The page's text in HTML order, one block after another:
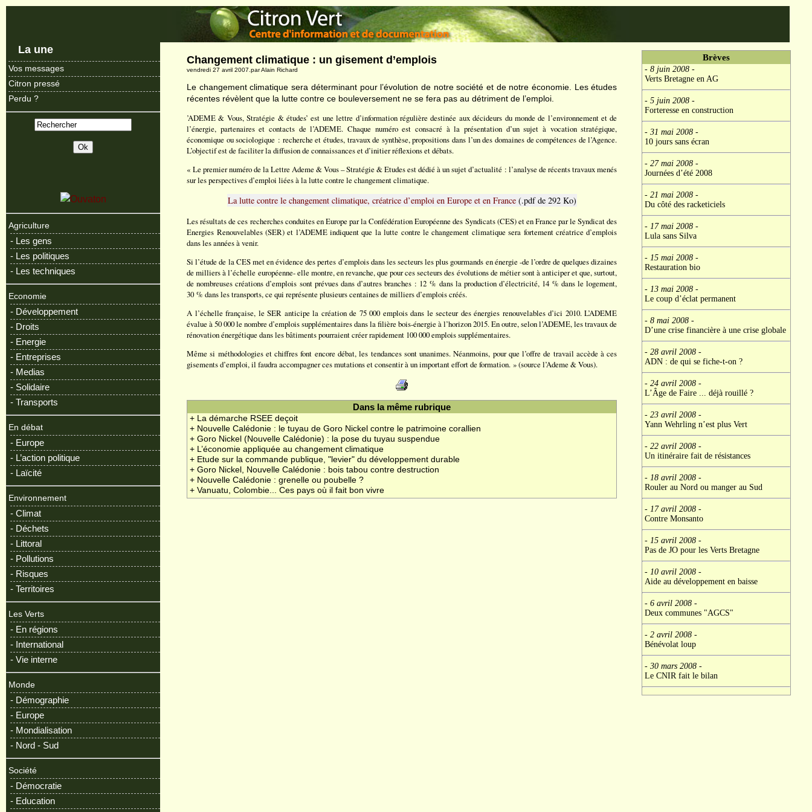
La une
Vos messages
Citron pressé
Perdu ?
Agriculture
- Les gens
- Les politiques
- Les techniques
Economie
- Développement
- Droits
- Energie
- Entreprises
- Medias
- Solidaire
- Transports
En débat
- Europe
- L’action politique
- Laïcité
Environnement
- Climat
- Déchets
- Littoral
- Pollutions
- Risques
- Territoires
Les Verts
- En régions
- International
- Vie interne
Monde
- Démographie
- Europe
- Mondialisation
- Nord - Sud
Société
- Démocratie
- Education
Changement climatique : un gisement d’emplois
vendredi 27 avril 2007.par Alain Richard
Le changement climatique sera déterminant pour l’évolution de notre société et de notre économie. Les études
récentes révèlent que la lutte contre ce bouleversement ne se fera pas au détriment de l’emploi.
’ADEME & Vous, Stratégie & études’ est une lettre d’information régulière destinée aux décideurs du monde de l’environnement et de
l’énergie, partenaires et contacts de l’ADEME. Chaque numéro est consacré à la présentation d’un sujet à vocation stratégique,
économique ou sociologique : recherche et études, travaux de synthèse, propositions dans l’un des domaines de compétences de l’Agence.
L’objectif est de faciliter la diffusion de connaissances et d’initier réflexions et débats.
« Le premier numéro de la Lettre Ademe & Vous – Stratégie & Etudes est dédié à un sujet d’actualité : l’analyse de récents travaux menés
sur les perspectives d’emploi liées à la lutte contre le changement climatique.
La lutte contre le changement climatique, créatrice d’emploi en Europe et en France(.pdf de 292 Ko)
Les résultats de ces recherches conduites en Europe par la Confédération Européenne des Syndicats (CES) et en France par le Syndicat des
Energies Renouvelables (SER) et l’ADEME indiquent que la lutte contre le changement climatique sera fortement créatrice d’emplois
dans les années à venir.
Si l’étude de la CES met en évidence des pertes d’emplois dans les secteurs les plus gourmands en énergie -de l’ordre de quelques dizaines
de milliers à l’échelle européenne- elle montre, en revanche, que pour ces secteurs des évolutions de métier sont à anticiper et que, surtout,
de nombreuses créations d’emplois sont prévues dans d’autres branches : 12 % dans la production d’électricité, 14 % dans le logement,
30 % dans les transports, ce qui représente plusieurs centaines de milliers d’emplois créés.
A l’échelle française, le SER anticipe la création de 75 000 emplois dans le secteur des énergies renouvelables d’ici 2010. L’ADEME
évalue à 50 000 le nombre d’emplois supplémentaires dans la filière bois-énergie à l’horizon 2015. En outre, selon l’ADEME, les travaux de
rénovation énergétique dans les bâtiments pourraient créer rapidement 100 000 emplois supplémentaires.
Même si méthodologies et chiffres font encore débat, les tendances sont unanimes. Néanmoins, pour que l’offre de travail accède à ces
gisements d’emploi, il faudra accompagner ces mutations et consentir à un important effort de formation. » (source l’Ademe & Vous).
Dans la même rubrique
+ La démarche RSEE deçoit
+ Nouvelle Calédonie : le tuyau de Goro Nickel contre le patrimoine corallien
+ Goro Nickel (Nouvelle Calédonie) : la pose du tuyau suspendue
+ L’économie appliquée au changement climatique
+ Etude sur la commande publique, "levier" du développement durable
+ Goro Nickel, Nouvelle Calédonie : bois tabou contre destruction
+ Nouvelle Calédonie : grenelle ou poubelle ?
+ Vanuatu, Colombie... Ces pays où il fait bon vivre
Brèves
- 8 juin 2008-
Verts Bretagne en AG
- 5 juin 2008-
Forteresse en construction
- 31 mai 2008-
10 jours sans écran
- 27 mai 2008-
Journées d’été 2008
- 21 mai 2008-
Du côté des racketiciels
- 17 mai 2008-
Lula sans Silva
- 15 mai 2008-
Restauration bio
- 13 mai 2008-
Le coup d’éclat permanent
- 8 mai 2008-
D’une crise financière à une crise globale
- 28 avril 2008-
ADN : de qui se fiche-t-on ?
- 24 avril 2008-
L’Âge de Faire ... déjà rouillé ?
- 23 avril 2008-
Yann Wehrling n’est plus Vert
- 22 avril 2008-
Un itinéraire fait de résistances
- 18 avril 2008-
Rouler au Nord ou manger au Sud
- 17 avril 2008-
Contre Monsanto
- 15 avril 2008-
Pas de JO pour les Verts Bretagne
- 10 avril 2008-
Aide au développement en baisse
- 6 avril 2008-
Deux communes "AGCS"
- 2 avril 2008-
Bénévolat loup
- 30 mars 2008-
Le CNIR fait le bilan